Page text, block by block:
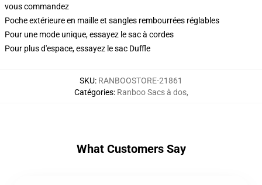
vous commandez
Poche extérieure en maille et sangles rembourrées réglables
Pour une mode unique, essayez le sac à cordes
Pour plus d'espace, essayez le sac Duffle
SKU: RANBOOSTORE-21861
Catégories: Ranboo Sacs à dos,
What Customers Say